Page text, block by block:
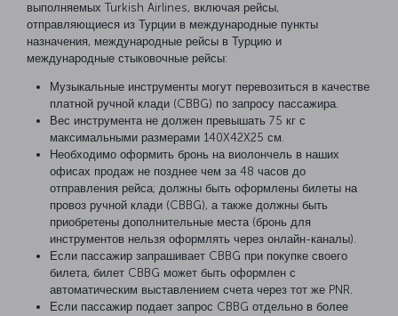
выполняемых Turkish Airlines, включая рейсы,
отправляющиеся из Турции в международные пункты
назначения, международные рейсы в Турцию и
международные стыковочные рейсы:
Музыкальные инструменты могут перевозиться в качестве
платной ручной клади (CBBG) по запросу пассажира.
Вес инструмента не должен превышать 75 кг с
максимальными размерами 140X42X25 см.
Необходимо оформить бронь на виолончель в наших
офисах продаж не позднее чем за 48 часов до
отправления рейса; должны быть оформлены билеты на
провоз ручной клади (CBBG), а также должны быть
приобретены дополнительные места (бронь для
инструментов нельзя оформлять через онлайн-каналы).
Если пассажир запрашивает CBBG при покупке своего
билета, билет CBBG может быть оформлен с
автоматическим выставлением счета через тот же PNR.
Если пассажир подает запрос CBBG отдельно в более